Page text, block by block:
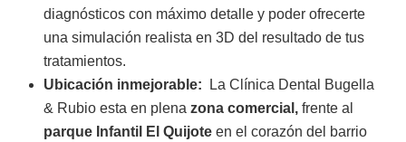
diagnósticos con máximo detalle y poder ofrecerte
una simulación realista en 3D del resultado de tus
tratamientos.
Ubicación inmejorable:
La Clínica Dental Bugella
& Rubio esta en plena zona comercial, frente al
parque Infantil El Quijote en el corazón del barrio